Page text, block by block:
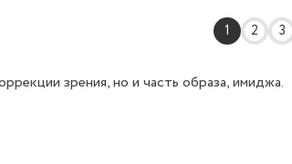
1 2 3
зрения, но и часть образа, имиджа.